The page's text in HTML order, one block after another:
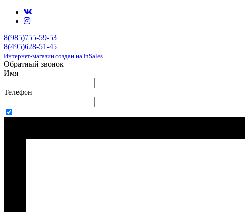
8(985)755-59-53
8(495)628-51-45
Интернет-магазин создан на InSales
Обратный звонок
Имя
Телефон